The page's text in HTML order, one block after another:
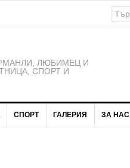
ЛЮБИМЕЦ И
СПОРТ И
СПОРТ ГАЛЕРИЯ ЗА НАС